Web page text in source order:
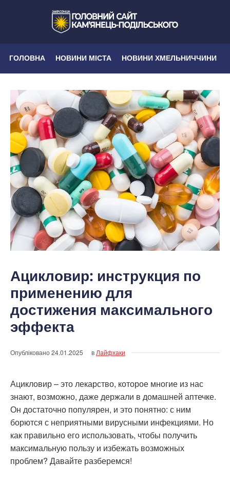
ГОЛОВНА НОВИНИ МІСТА НОВИНИ ХМЕЛЬНИЧЧИНИ
Ацикловир: инструкция по
применению для
достижения максимального
эффекта
Опубліковано24.01.2025 в Лайфхаки
Ацикловир – это лекарство, которое многие из нас
знают, возможно, даже держали в домашней аптечке.
Он достаточно популярен, и это понятно: с ним
борются с неприятными вирусными инфекциями. Но
как правильно его использовать, чтобы получить
максимальную пользу и избежать возможных
проблем? Давайте разберемся!